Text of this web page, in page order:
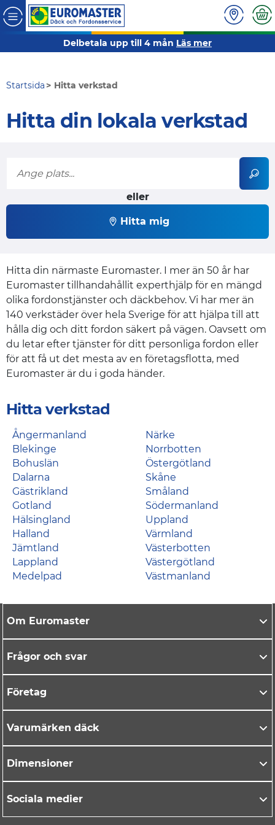
Delbetala upp till 4 mån Läs mer
Startsida Hitta verkstad
Hitta din lokala verkstad
eller
Hitta mig
Hitta din närmaste Euromaster. I mer än 50 år har
Euromaster tillhandahållit experthjälp för en mängd
olika fordonstjänster och däckbehov. Vi har mer än
140 verkstäder över hela Sverige för att hjälpa till att
hålla dig och ditt fordon säkert på vägen. Oavsett om
du letar efter tjänster för ditt personliga fordon eller
för att få ut det mesta av en företagsflotta, med
Euromaster är du i goda händer.
Hitta verkstad
Ångermanland
Blekinge
Bohuslän
Dalarna
Gästrikland
Gotland
Hälsingland
Halland
Jämtland
Lappland
Medelpad
Närke
Norrbotten
Östergötland
Skåne
Småland
Södermanland
Uppland
Värmland
Västerbotten
Västergötland
Västmanland
Om Euromaster
Frågor och svar
Företag
Varumärken däck
Dimensioner
Sociala medier